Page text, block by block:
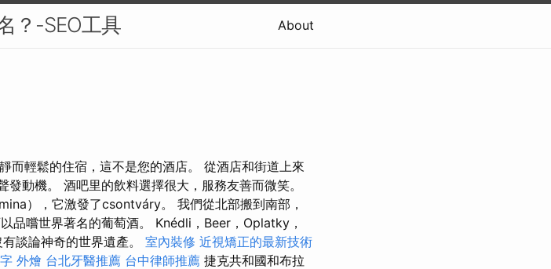
？-SEO工具 About
而輕鬆的住宿，這不是您的酒店。 從酒店和街道上來
動機。 酒吧里的飲料選擇很大，服務友善而微笑。
），它激發了csontváry。 我們從北部搬到南部，
品嚐世界著名的葡萄酒。 Knédli，Beer，Oplatky，
談論神奇的世界遺產。 室內裝修 近視矯正的最新技術
外燴 台北牙醫推薦 台中律師推薦 捷克共和國和布拉